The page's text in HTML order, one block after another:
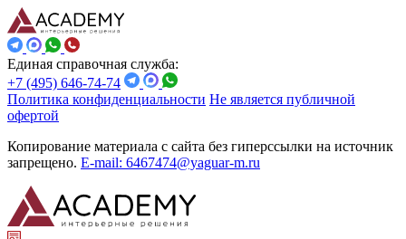
Единая справочная служба:
+7 (495) 646-74-74
Политика конфиденциальности Не является публичной
офертой
Копирование материала с сайта без гиперссылки на источник
запрещено. E-mail: 6467474@yaguar-m.ru